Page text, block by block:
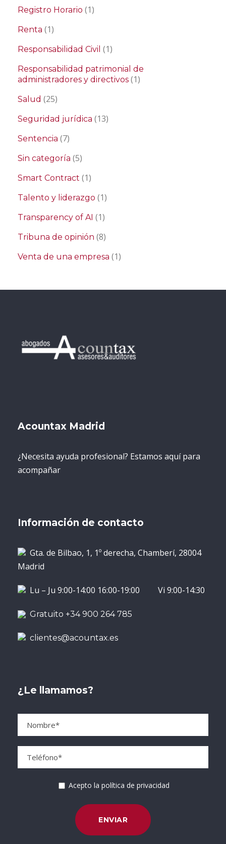
Registro Horario (1)
Renta (1)
Responsabilidad Civil (1)
Responsabilidad patrimonial de
administradores y directivos (1)
Salud (25)
Seguridad jurídica (13)
Sentencia (7)
Sin categoría (5)
Smart Contract (1)
Talento y liderazgo (1)
Transparency of AI (1)
Tribuna de opinión (8)
Venta de una empresa (1)
Acountax Madrid
¿Necesita ayuda profesional? Estamos aquí para
acompañar
Información de contacto
Gta. de Bilbao, 1, 1º derecha, Chamberí, 28004
Madrid
Lu – Ju 9:00-14:00 16:00-19:00 Vi 9:00-14:30
Gratuito +34 900 264 785
clientes@acountax.es
¿Le llamamos?
Acepto la política de privacidad